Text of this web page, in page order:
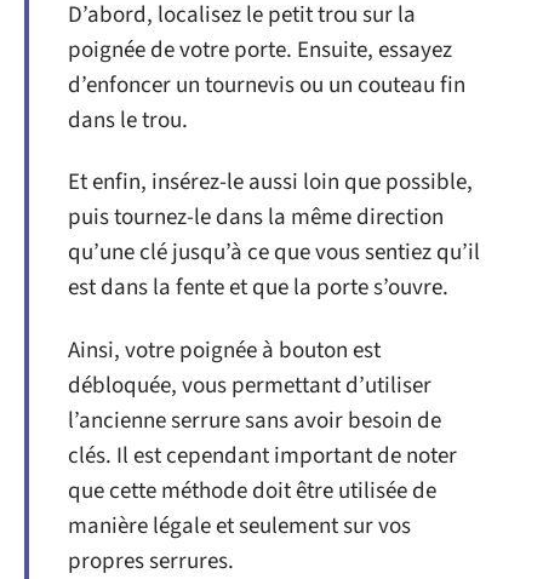
D’abord, localisez le petit trou sur la
poignée de votre porte. Ensuite, essayez
d’enfoncer un tournevis ou un couteau fin
dans le trou.
Et enfin, insérez-le aussi loin que possible,
puis tournez-le dans la même direction
qu’une clé jusqu’à ce que vous sentiez qu’il
est dans la fente et que la porte s’ouvre.
Ainsi, votre poignée à bouton est
débloquée, vous permettant d’utiliser
l’ancienne serrure sans avoir besoin de
clés. Il est cependant important de noter
que cette méthode doit être utilisée de
manière légale et seulement sur vos
propres serrures.